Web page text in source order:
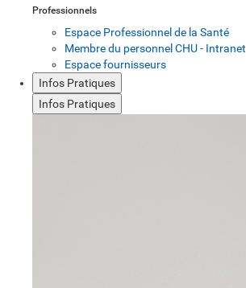
Professionnels
Espace Professionnel de la Santé
Membre du personnel CHU - Intranet
Espace fournisseurs
Infos Pratiques
Infos Pratiques